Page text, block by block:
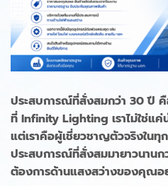
ประสบการณ์ที่สั่งสมกว่า 30 ปี
ที่ Infinity Lighting เราไม่ใช่แ
แต่เราคือผู้เชี่ยวชาญตัวจริงใน
ประสบการณ์ที่สั่งสมมายาวนานก
ต้องการด้านแสงสว่างของคุณอ